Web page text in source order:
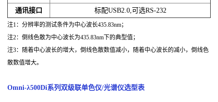
通讯接口
标配USB2.0,可选RS-232
注1：分辨率的测试条件为中心波长435.83nm；
注2：倒线色散为中心波长为435.83nm下的典型值；
注3：随着中心波长的增大，倒线色散数值减小，随着中心波长的减小，倒线色
散数值增大。
Omni-λ500Di系列双级联单色仪/光谱仪选型表